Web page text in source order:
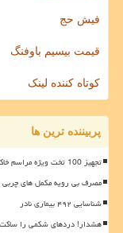
فیش حج
قیمت بیسیم باوفنگ
کوتاه کننده لینک
پربیننده ترین ها
تجهیز 100 تخت ویژه مراسم خاکسپاری رهبر شهید در بیمارستان صحرایی مصلی به علاوه فیلم
مصرف بی رویه مکمل های
شناسایی ۴۹۲ بیماری نادر
هشدار! دردهای شکمی را